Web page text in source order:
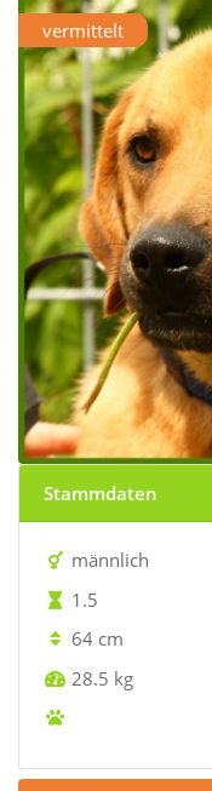
vermittelt
Stammdaten
männlich
1.5
64 cm
28.5 kg